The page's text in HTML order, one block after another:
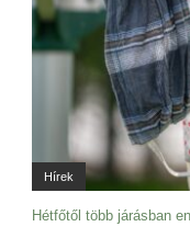
Hírek
Hétfőtől több járásban